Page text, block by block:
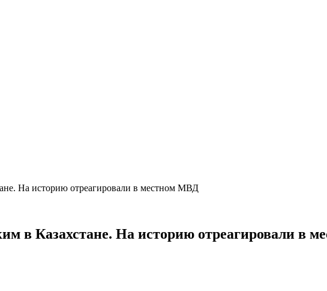
На историю отреагировали в местном МВД
в Казахстане. На историю отреагировали в